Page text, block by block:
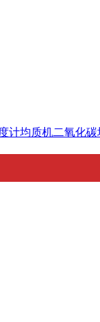
计均质机二氧化